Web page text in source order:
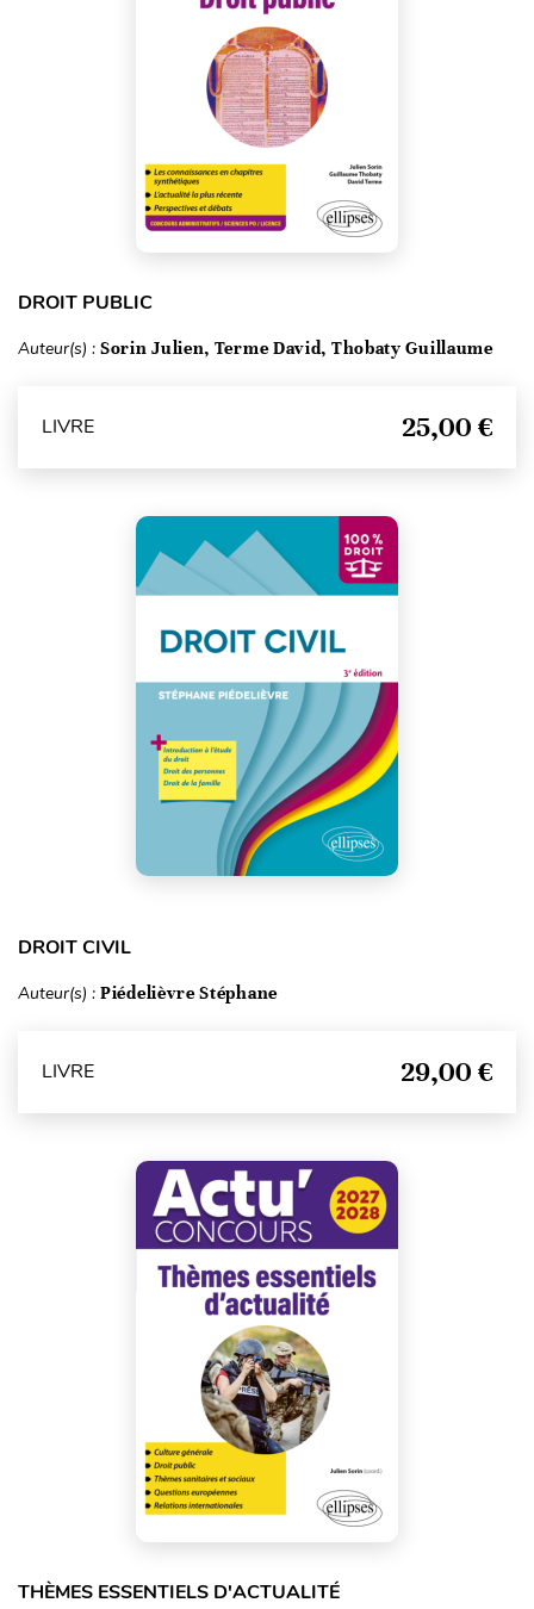
DROIT PUBLIC
Auteur(s) : Sorin Julien, Terme David, Thobaty Guillaume
LIVRE 25,00 €
DROIT CIVIL
Auteur(s) : Piédelièvre Stéphane
LIVRE 29,00 €
THÈMES ESSENTIELS D'ACTUALITÉ